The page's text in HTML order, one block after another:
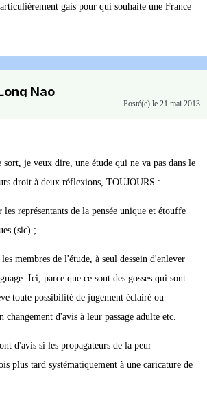
gais pour qui souhaite une France
Nao
Posté(e) le 21 mai 2013
sort, je veux dire, une étude qui ne va pas dans le
droit à deux réflexions, TOUJOURS :
représentants de la pensée unique et étouffe
(sic) ;
membres de l'étude, à seul dessein d'enlever
Ici, parce que ce sont des gosses qui sont
toute possibilité de jugement éclairé ou
d'avis à leur passage adulte etc.
d'avis si les propagateurs de la peur
plus tard systématiquement à une caricature de